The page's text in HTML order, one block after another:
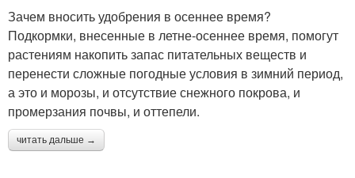
Зачем вносить удобрения в осеннее время?
Подкормки, внесенные в летне-осеннее время, помогут
растениям накопить запас питательных веществ и
перенести сложные погодные условия в зимний период,
а это и морозы, и отсутствие снежного покрова, и
промерзания почвы, и оттепели.
читать дальше →